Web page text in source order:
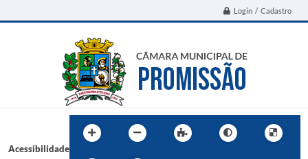
Login / Cadastro
Acessibilidade